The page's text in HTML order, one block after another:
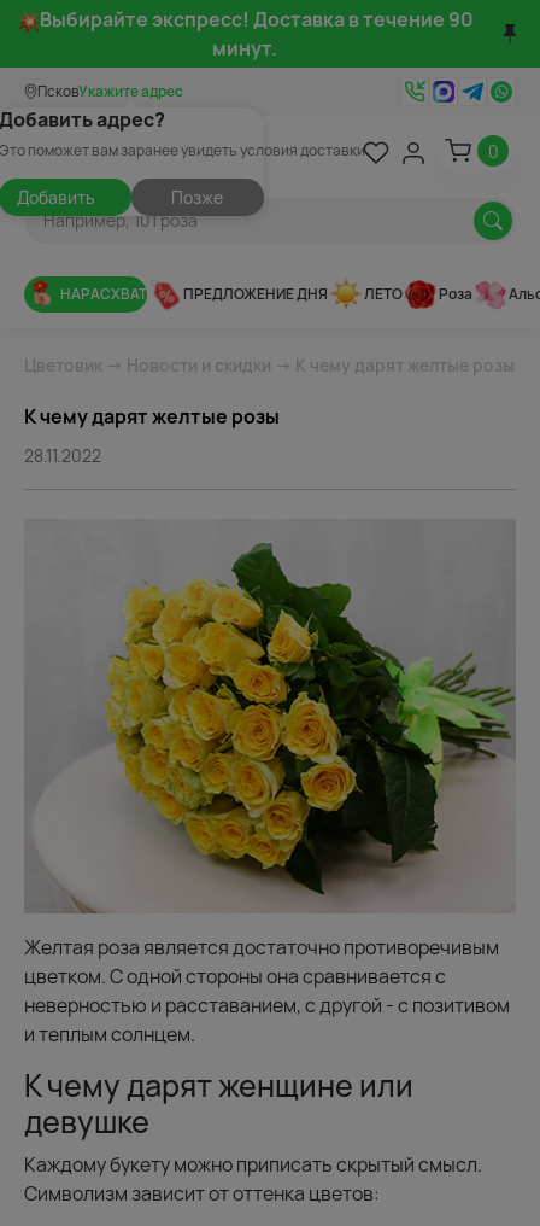
Выбирайте экспресс! Доставка в течение 90
минут.
ПсковУкажите адрес
адрес?
поможет вам заранее увидеть условия доставки
Добавить Позже
0
НАРАСХВАТ ПРЕДЛОЖЕНИЕ ДНЯ ЛЕТО Роза
Цветовик → Новости и скидки → К чему дарят желтые розы
К чему дарят желтые розы
28.11.2022
Желтая роза является достаточно противоречивым
цветком. С одной стороны она сравнивается с
неверностью и расставанием, с другой - с позитивом
и теплым солнцем.
К чему дарят женщине или
девушке
Каждому букету можно приписать скрытый смысл.
Символизм зависит от оттенка цветов: